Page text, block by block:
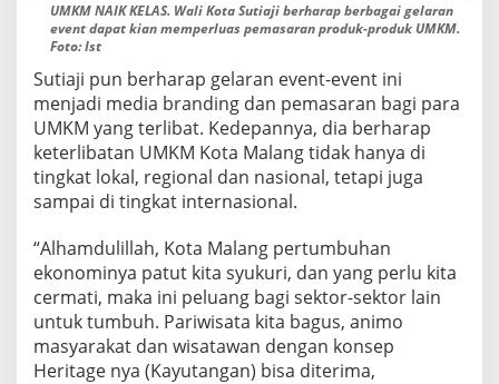
UMKM NAIK KELAS. Wali Kota Sutiaji berharap berbagai gelaran
event dapat kian memperluas pemasaran produk-produk UMKM.
Foto: Ist
Sutiaji pun berharap gelaran event-event ini
menjadi media branding dan pemasaran bagi para
UMKM yang terlibat. Kedepannya, dia berharap
keterlibatan UMKM Kota Malang tidak hanya di
tingkat lokal, regional dan nasional, tetapi juga
sampai di tingkat internasional.
“Alhamdulillah, Kota Malang pertumbuhan
ekonominya patut kita syukuri, dan yang perlu kita
cermati, maka ini peluang bagi sektor-sektor lain
untuk tumbuh. Pariwisata kita bagus, animo
masyarakat dan wisatawan dengan konsep
Heritage nya (Kayutangan) bisa diterima,